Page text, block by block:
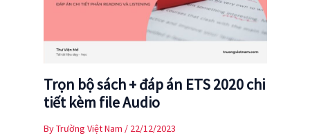
Trọn bộ sách + đáp án ETS 2020 chi
tiết kèm file Audio
ByTrường Việt Nam / 22/12/2023